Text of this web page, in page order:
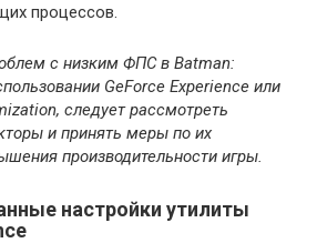
процессов.
с низким ФПС в Batman:
GeForce Experience или
следует рассмотреть
и принять меры по их
производительности игры.
настройки утилиты